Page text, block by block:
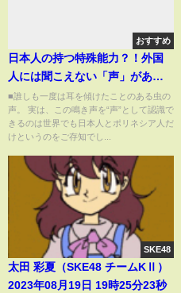
おすすめ
日本人の持つ特殊能力？！外国
人には聞こえない「声」があ
る？日本人と一部の民族にしか
聞こえない「声 」の研究が興味
深い！【日本と世界の気になる
■誰しも一度は耳を傾けたことのある虫の
声。 実は、この鳴き声を“声”として認識で
きるのは世界でも日本人とポリネシア人だ
けというのをご存知でし...
SKE48
太田 彩夏（SKE48 チームKⅡ）
2023年08月19日 19時25分23秒